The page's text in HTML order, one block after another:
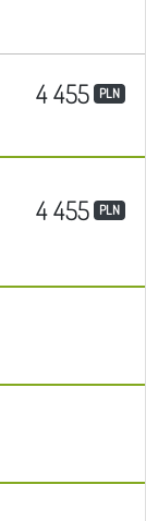
4 455 PLN
4 455 PLN